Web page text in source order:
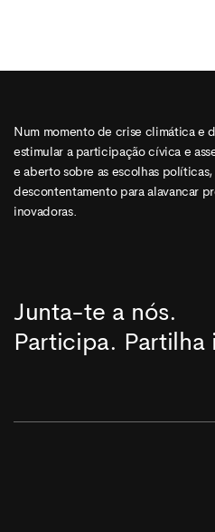
Num momento de crise climática e
estimular a participação cívica e
e aberto sobre as escolhas
descontentamento para alavancar
inovadoras.
Junta-te a nós.
Participa. Partilha